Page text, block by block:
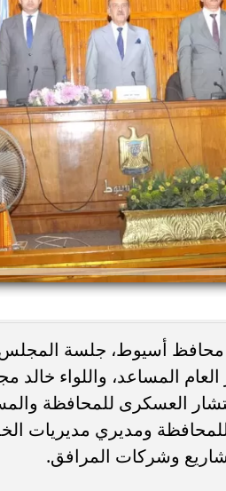
محافظ أسيوط، جلسة المجلس
المساعد، واللواء
العسكرى للمحافظة
ومديري مديريات
وشركات المرافق.
ناشئات مصر لكرة اليد بعد
التاريخي إلى نصف نهائي...